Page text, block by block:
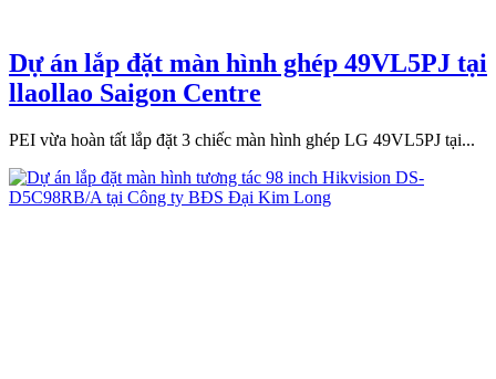
Dự án lắp đặt màn hình ghép 49VL5PJ tại
llaollao Saigon Centre
PEI vừa hoàn tất lắp đặt 3 chiếc màn hình ghép LG 49VL5PJ tại...